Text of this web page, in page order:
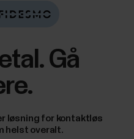
Gå
løsning for kontaktløs
helst overalt.